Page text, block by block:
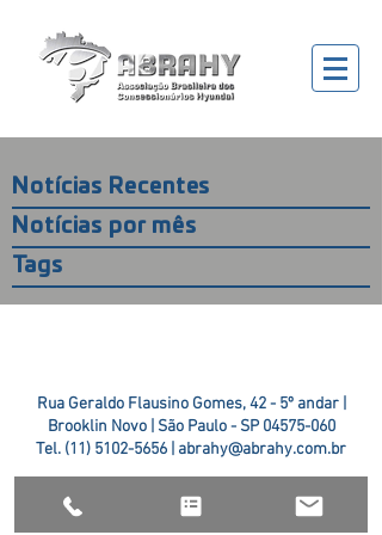
Notícias Recentes
Notícias por mês
Tags
Rua Geraldo Flausino Gomes, 42 - 5º andar |
Brooklin Novo | São Paulo - SP 04575-060
Tel. (11) 5102-5656 abrahy@abrahy.com.br
©2018 ABRAHY. criado pela TR2 Art + Design